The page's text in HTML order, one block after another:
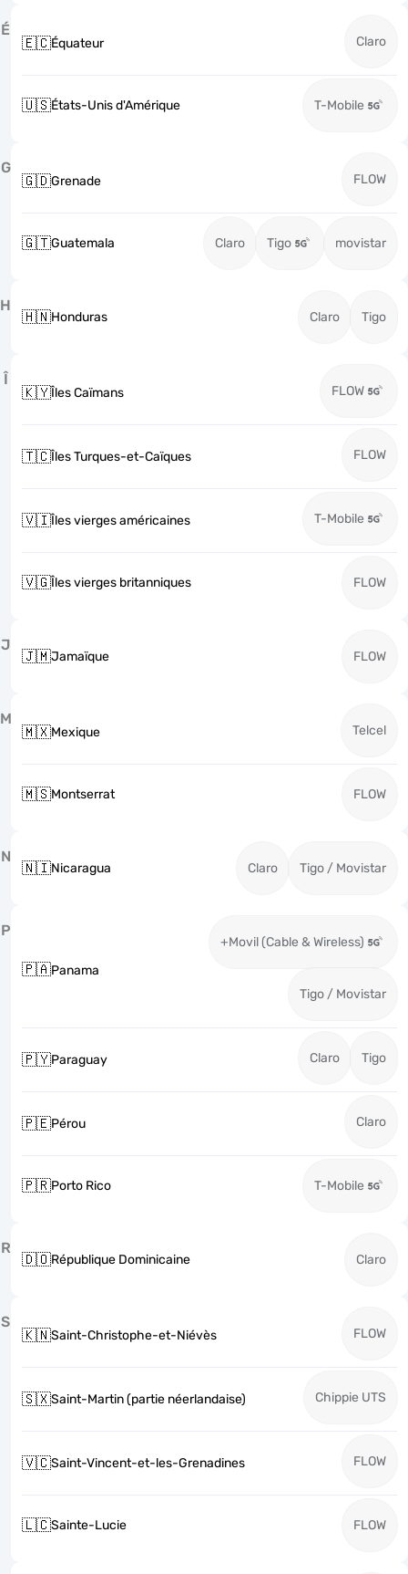
É
🇪🇨Équateur Claro
🇺🇸États-Unis d'Amérique T-Mobile
G
🇬🇩Grenade FLOW
🇬🇹Guatemala Claro Tigo movistar
H
🇭🇳Honduras Claro Tigo
Î
🇰🇾Îles Caïmans FLOW
🇹🇨Îles Turques-et-Caïques FLOW
🇻🇮Îles vierges américaines T-Mobile
🇻🇬Îles vierges britanniques FLOW
J
🇯🇲Jamaïque FLOW
M
🇲🇽Mexique Telcel
🇲🇸Montserrat FLOW
N
🇳🇮Nicaragua Claro Tigo / Movistar
P
🇵🇦Panama
+Movil (Cable & Wireless)
Tigo / Movistar
🇵🇾Paraguay Claro Tigo
🇵🇪Pérou Claro
🇵🇷Porto Rico T-Mobile
R
🇩🇴République Dominicaine Claro
S
🇰🇳Saint-Christophe-et-Niévès FLOW
🇸🇽Saint-Martin (partie néerlandaise) Chippie UTS
🇻🇨Saint-Vincent-et-les-Grenadines FLOW
🇱🇨Sainte-Lucie FLOW